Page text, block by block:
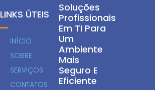
Soluções
Profissionais
Em TI Para
Um
Ambiente
Mais
Seguro E
Eficiente
LINKS ÚTEIS
INÍCIO
SOBRE
SERVIÇOS
CONTATOS